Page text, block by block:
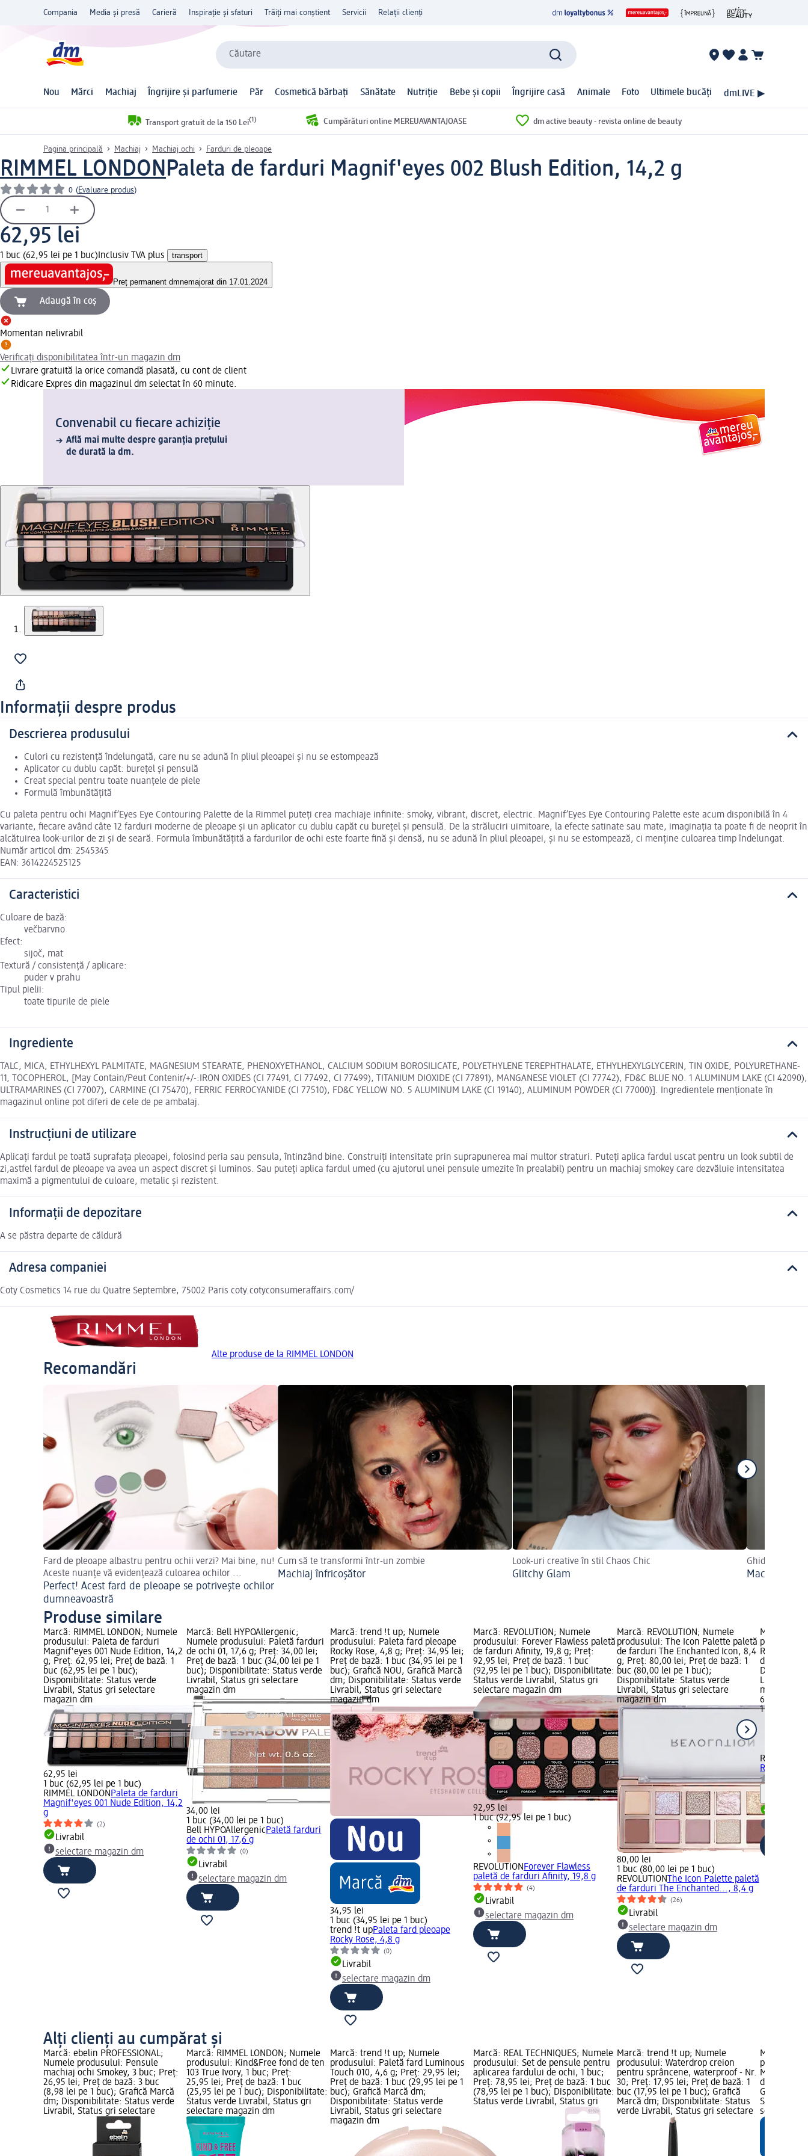
Compania Media și presă Carieră Inspirație și sfaturi Trăiți mai conștient Servicii Relații clienți
Căutare
Nou Mărci Machiaj Îngrijire și parfumerie Păr Cosmetică bărbați Sănătate Nutriție Bebe și copii Îngrijire casă Animale Foto Ultimele bucăți dmLIVE ▶
Transport gratuit de la 150 Lei(1) Cumpărături online MEREUAVANTAJOASE dm active beauty - revista online de beauty
Pagina principală Machiaj Machiaj ochi Farduri de pleoape
RIMMEL LONDONPaleta de farduri Magnif'eyes 002 Blush Edition, 14,2 g
0 (Evaluare produs)
62,95 lei
1 buc (62,95 lei pe 1 buc) Inclusiv TVA plus transport
Preț permanent dmnemajorat din 17.01.2024
Adaugă în coș
Momentan nelivrabil
Verificați disponibilitatea într-un magazin dm
Livrare gratuită la orice comandă plasată, cu cont de client
Ridicare Expres din magazinul dm selectat în 60 minute.
Convenabil cu fiecare achiziție
Află mai multe despre garanția prețului
de durată la dm.
Informații despre produs
Descrierea produsului
Culori cu rezistență îndelungată, care nu se adună în pliul pleoapei și nu se estompează
Aplicator cu dublu capăt: burețel și pensulă
Creat special pentru toate nuanțele de piele
Formulă îmbunătățită
Cu paleta pentru ochi Magnif’Eyes Eye Contouring Palette de la Rimmel puteți crea machiaje infinite: smoky, vibrant, discret, electric. Magnif’Eyes Eye Contouring Palette este acum disponibilă în 4
variante, fiecare având câte 12 farduri moderne de pleoape și un aplicator cu dublu capăt cu burețel și pensulă. De la străluciri uimitoare, la efecte satinate sau mate, imaginația ta poate fi de neoprit în
alcătuirea look-urilor de zi și de seară. Formula îmbunătățită a fardurilor de ochi este foarte fină și densă, nu se adună în pliul pleoapei, și nu se estompează, ci menține culoarea timp îndelungat.
Număr articol dm: 2545345
EAN: 3614224525125
Caracteristici
Culoare de bază:
večbarvno
Efect:
sijoč, mat
Textură / consistență / aplicare:
puder v prahu
Tipul pielii:
toate tipurile de piele
Ingrediente
TALC, MICA, ETHYLHEXYL PALMITATE, MAGNESIUM STEARATE, PHENOXYETHANOL, CALCIUM SODIUM BOROSILICATE, POLYETHYLENE TEREPHTHALATE, ETHYLHEXYLGLYCERIN, TIN OXIDE, POLYURETHANE-
11, TOCOPHEROL, [May Contain/Peut Contenir/+/-:IRON OXIDES (CI 77491, CI 77492, CI 77499), TITANIUM DIOXIDE (CI 77891), MANGANESE VIOLET (CI 77742), FD&C BLUE NO. 1 ALUMINUM LAKE (CI 42090),
ULTRAMARINES (CI 77007), CARMINE (CI 75470), FERRIC FERROCYANIDE (CI 77510), FD&C YELLOW NO. 5 ALUMINUM LAKE (CI 19140), ALUMINUM POWDER (CI 77000)]. Ingredientele menționate în
magazinul online pot diferi de cele de pe ambalaj.
Instrucțiuni de utilizare
Aplicați fardul pe toată suprafața pleoapei, folosind peria sau pensula, întinzând bine. Construiți intensitate prin suprapunerea mai multor straturi. Puteți aplica fardul uscat pentru un look subtil de
zi,astfel fardul de pleoape va avea un aspect discret și luminos. Sau puteți aplica fardul umed (cu ajutorul unei pensule umezite în prealabil) pentru un machiaj smokey care dezvăluie intensitatea
maximă a pigmentului de culoare, metalic și rezistent.
Informații de depozitare
A se păstra departe de căldură
Adresa companiei
Coty Cosmetics 14 rue du Quatre Septembre, 75002 Paris coty.cotyconsumeraffairs.com/
Alte produse de la RIMMEL LONDON
Recomandări
Fard de pleoape albastru pentru ochii verzi? Mai bine, nu!
Aceste nuanțe vă evidențează culoarea ochilor ...
Perfect! Acest fard de pleoape se potrivește ochilor
dumneavoastră
Cum să te transformi într-un zombie
Machiaj înfricoșător
Look-uri creative în stil Chaos Chic
Glitchy Glam
Ghidul pas cu
Machiaj
Produse similare
Marcă: RIMMEL LONDON; Numele
produsului: Paleta de farduri
Magnif'eyes 001 Nude Edition, 14,2
g; Preț: 62,95 lei; Preț de bază: 1
buc (62,95 lei pe 1 buc);
Disponibilitate: Status verde
Livrabil, Status gri selectare
magazin dm
62,95 lei
1 buc (62,95 lei pe 1 buc)
RIMMEL LONDON Paleta de farduri
Magnif'eyes 001 Nude Edition, 14,2
g
(2)
Livrabil
selectare magazin dm
Marcă: Bell HYPOAllergenic;
Numele produsului: Paletă farduri
de ochi 01, 17,6 g; Preț: 34,00 lei;
Preț de bază: 1 buc (34,00 lei pe 1
buc); Disponibilitate: Status verde
Livrabil, Status gri selectare
magazin dm
34,00 lei
1 buc (34,00 lei pe 1 buc)
Bell HYPOAllergenicPaletă farduri
de ochi 01, 17,6 g
(0)
Livrabil
selectare magazin dm
Marcă: trend !t up; Numele
produsului: Paleta fard pleoape
Rocky Rose, 4,8 g; Preț: 34,95 lei;
Preț de bază: 1 buc (34,95 lei pe 1
buc); Grafică NOU, Grafică Marcă
dm; Disponibilitate: Status verde
Livrabil, Status gri selectare
magazin dm
34,95 lei
1 buc (34,95 lei pe 1 buc)
trend !t upPaleta fard pleoape
Rocky Rose, 4,8 g
(0)
Livrabil
selectare magazin dm
Marcă: REVOLUTION; Numele
produsului: Forever Flawless paletă
de farduri Afinity, 19,8 g; Preț:
92,95 lei; Preț de bază: 1 buc
(92,95 lei pe 1 buc); Disponibilitate:
Status verde Livrabil, Status gri
selectare magazin dm
92,95 lei
1 buc (92,95 lei pe 1 buc)
REVOLUTION Forever Flawless
paletă de farduri Afinity, 19,8 g
(4)
Livrabil
selectare magazin dm
Marcă: REVOLUTION; Numele
produsului: The Icon Palette paletă
de farduri The Enchanted Icon, 8,4
g; Preț: 80,00 lei; Preț de bază: 1
buc (80,00 lei pe 1 buc);
Disponibilitate: Status verde
Livrabil, Status gri selectare
magazin dm
80,00 lei
1 buc (80,00 lei pe 1 buc)
REVOLUTION The Icon Palette paletă
de farduri The Enchanted..., 8,4 g
(26)
Livrabil
selectare magazin dm
Marcă:
produsului:
Ruby, 14,4
de bază: 1
Livrabil,
magazin
64,95 lei
1 buc
RUBY Kisses
Ruby, 14,4 g
Alți clienți au cumpărat și
Marcă: ebelin PROFESSIONAL;
Numele produsului: Pensule
machiaj ochi Smokey, 3 buc; Preț:
26,95 lei; Preț de bază: 3 buc
(8,98 lei pe 1 buc); Grafică Marcă
dm; Disponibilitate: Status verde
Livrabil, Status gri selectare
Marcă: RIMMEL LONDON; Numele
produsului: Kind&Free fond de ten
103 True Ivory, 1 buc; Preț:
25,95 lei; Preț de bază: 1 buc
(25,95 lei pe 1 buc); Disponibilitate:
Status verde Livrabil, Status gri
selectare magazin dm
Marcă: trend !t up; Numele
produsului: Paletă fard Luminous
Touch 010, 4,6 g; Preț: 29,95 lei;
Preț de bază: 1 buc (29,95 lei pe 1
buc); Grafică Marcă dm;
Disponibilitate: Status verde
Livrabil, Status gri selectare
magazin dm
Marcă: REAL TECHNIQUES; Numele
produsului: Set de pensule pentru
aplicarea fardului de ochi, 1 buc;
Preț: 78,95 lei; Preț de bază: 1 buc
(78,95 lei pe 1 buc); Disponibilitate:
Status verde Livrabil, Status gri
Marcă: trend !t up; Numele
produsului: Waterdrop creion
pentru sprâncene, waterproof - Nr.
30; Preț: 17,95 lei; Preț de bază: 1
buc (17,95 lei pe 1 buc); Grafică
Marcă dm; Disponibilitate: Status
verde Livrabil, Status gri selectare
Marcă:
produsului:
Matte 230,
de bază: 1
Grafică
Status
selectare